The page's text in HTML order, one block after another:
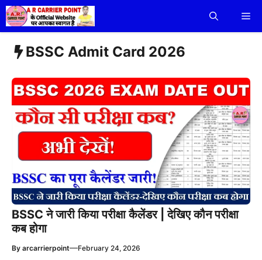
Skip
to
content
BSSC Admit Card 2026
BSSC ने जारी किया परीक्षा कैलेंडर | देखिए कौन परीक्षा
कब होगा
By arcarrierpoint—February 24, 2026